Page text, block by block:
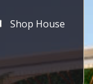
Shop House